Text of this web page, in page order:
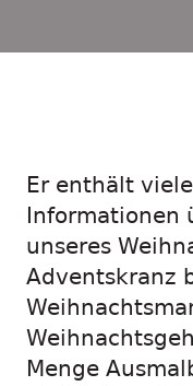
Menü
Er enthält
Informationen
unseres
Adventskranz
Menge